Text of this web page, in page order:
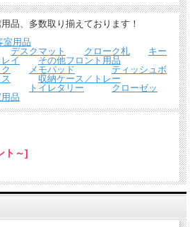
品、多数取り揃えております！
室用品
デスクマット クローク札
キー
イ
その他フロント用品
メモパッド
ティッシュボ
収納ケース／トレー
トイレタリー
クローゼッ
品
ト～]